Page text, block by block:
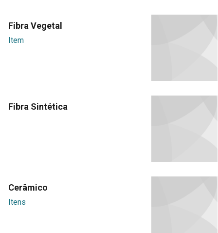
Fibra Vegetal
Item
Fibra Sintética
Cerâmico
Itens